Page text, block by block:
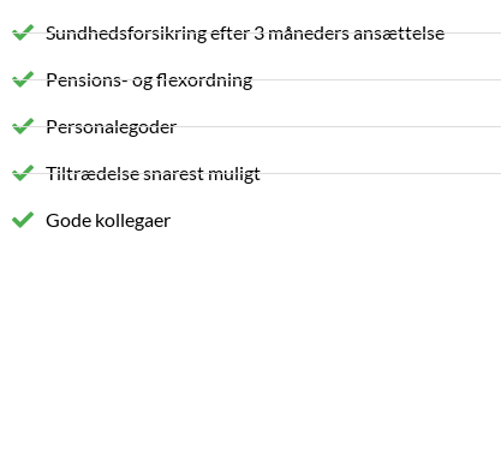
Sundhedsforsikring efter 3 måneders ansættelse
Pensions- og flexordning
Personalegoder
Tiltrædelse snarest muligt
Gode kollegaer